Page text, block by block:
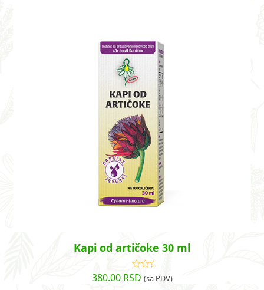
Kapi od artičoke 30 ml
Ocenjeno
sa4.82od
380.00 RSD (sa PDV)